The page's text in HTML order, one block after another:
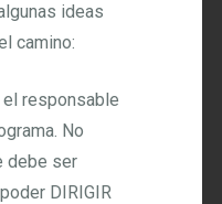
ideas
camino:
responsable
No
debe ser
DIRIGIR